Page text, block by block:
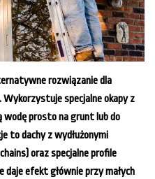
rozwiązanie dla
specjalne okapy z
wodę prosto na grunt lub do
to dachy z wydłużonymi
oraz specjalne profile
daje efekt głównie przy małych